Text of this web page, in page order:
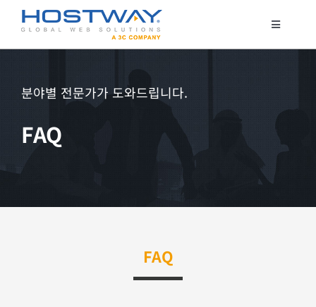
츠
Toggle
코로케이션
클라우드
매니지드 서비스
보안서비스
고객지원
분야별 전문가가 도와드립니다.
FAQ
FAQ